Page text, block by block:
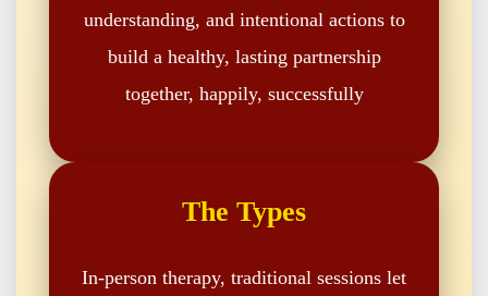
understanding, and intentional actions to
build a healthy, lasting partnership
together, happily, successfully
The Types
In-person therapy, traditional sessions let